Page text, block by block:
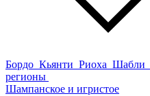
Бордо Кьянти Риоха Шабли
регионы
Шампанское и игристое